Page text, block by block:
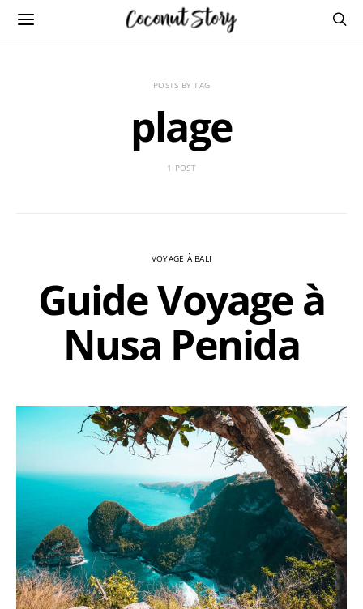
POSTS BY TAG
plage
1 POST
VOYAGE À BALI
Guide Voyage à
Nusa Penida